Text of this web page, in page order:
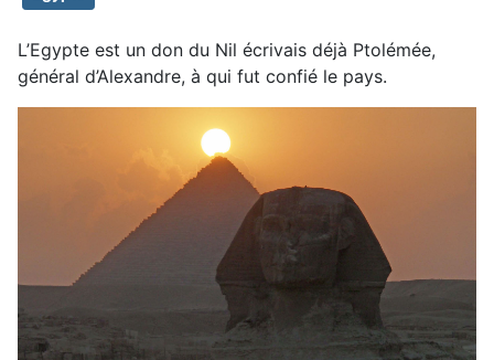
L’Egypte est un don du Nil écrivais déjà Ptolémée,
général d’Alexandre, à qui fut confié le pays.